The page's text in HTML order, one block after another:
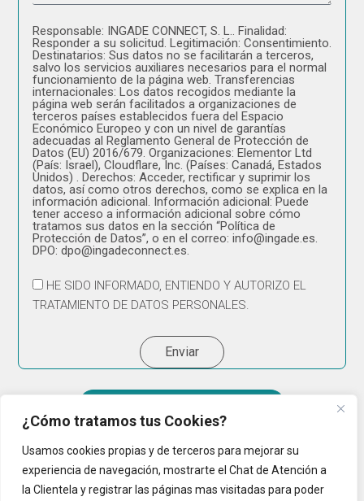
¿Cómo tratamos tus Cookies?
Usamos cookies propias y de terceros para mejorar su
experiencia de navegación, mostrarte el Chat de Atención a
la Clientela y registrar las páginas mas visitadas para poder
Responsable: INGADE CONNECT, S. L.. Finalidad:
Responder a su solicitud. Legitimación: Consentimiento.
Destinatarios: Sus datos no se facilitarán a terceros,
salvo los servicios auxiliares necesarios para el normal
funcionamiento de la página web. Transferencias
internacionales: Los datos recogidos mediante la
página web serán facilitados a organizaciones de
terceros países establecidos fuera del Espacio
Económico Europeo y con un nivel de garantías
adecuadas al Reglamento General de Protección de
Datos (EU) 2016/679. Organizaciones: Elementor Ltd
(País: Israel), Cloudflare, Inc. (Países: Canadá, Estados
Unidos) . Derechos: Acceder, rectificar y suprimir los
datos, así como otros derechos, como se explica en la
información adicional. Información adicional: Puede
tener acceso a información adicional sobre cómo
tratamos sus datos en la sección “Política de
Protección de Datos”, o en el correo: info@ingade.es.
DPO: dpo@ingadeconnect.es.
HE SIDO INFORMADO, ENTIENDO Y AUTORIZO EL
TRATAMIENTO DE DATOS PERSONALES.
Enviar